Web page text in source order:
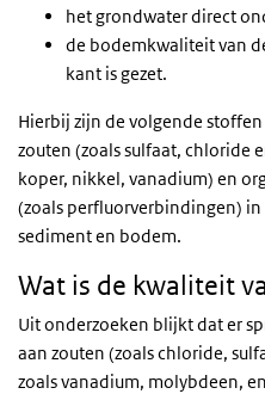
het grondwater direct
de bodemkwaliteit van
kant is gezet.
Hierbij zijn de volgende
zouten (zoals sulfaat, chloride
koper, nikkel, vanadium) en
(zoals perfluorverbindingen)
sediment en bodem.
Wat is de kwaliteit
Uit onderzoeken blijkt dat er
aan zouten (zoals chloride,
zoals vanadium, molybdeen,